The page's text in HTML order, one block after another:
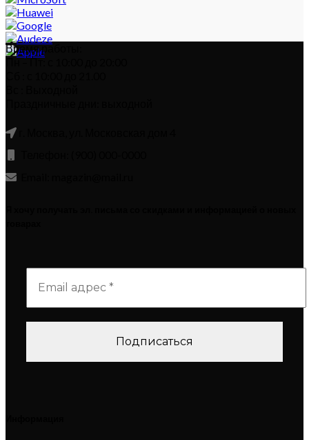
Время работы:
Пн – Пт: с 10:00 до 20:00